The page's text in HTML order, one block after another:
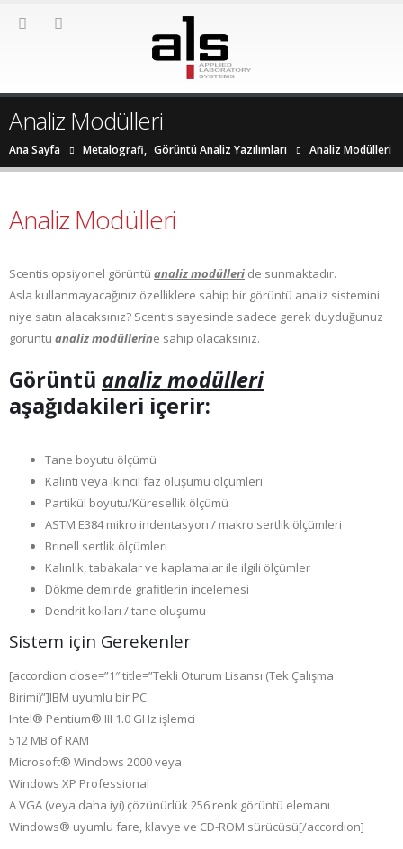
Analiz Modülleri
Ana Sayfa Metalografi, Görüntü Analiz Yazılımları Analiz Modülleri
Analiz Modülleri
Scentis opsiyonel görüntü analiz modülleri de sunmaktadır.
Asla kullanmayacağınız özelliklere sahip bir görüntü analiz sistemini
niye satın alacaksınız? Scentis sayesinde sadece gerek duyduğunuz
görüntü analiz modüllerine sahip olacaksınız.
Görüntü analiz modülleri
aşağıdakileri içerir:
Tane boyutu ölçümü
Kalıntı veya ikincil faz oluşumu ölçümleri
Partikül boyutu/Küresellik ölçümü
ASTM E384 mikro indentasyon / makro sertlik ölçümleri
Brinell sertlik ölçümleri
Kalınlık, tabakalar ve kaplamalar ile ilgili ölçümler
Dökme demirde grafitlerin incelemesi
Dendrit kolları / tane oluşumu
Sistem için Gerekenler
[accordion close=”1″ title=”Tekli Oturum Lisansı (Tek Çalışma
Birimi)”]IBM uyumlu bir PC
Intel® Pentium® III 1.0 GHz işlemci
512 MB of RAM
Microsoft® Windows 2000 veya
Windows XP Professional
A VGA (veya daha iyi) çözünürlük 256 renk görüntü elemanı
Windows® uyumlu fare, klavye ve CD-ROM sürücüsü[/accordion]